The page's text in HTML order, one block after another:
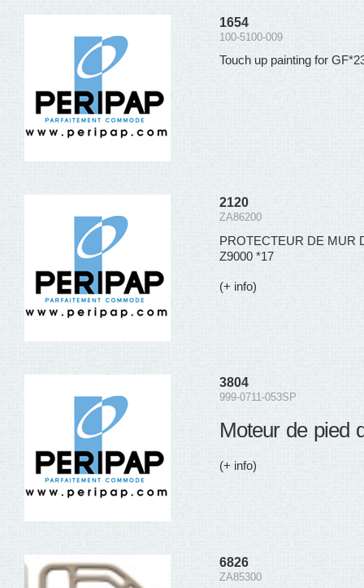
1654
100-5100-009
Touch up painting for
2120
ZA86200
PROTECTEUR DE MUR
Z9000 *17
(+ info)
3804
999-0711-053SP
Moteur de pied
(+ info)
6826
ZA85300